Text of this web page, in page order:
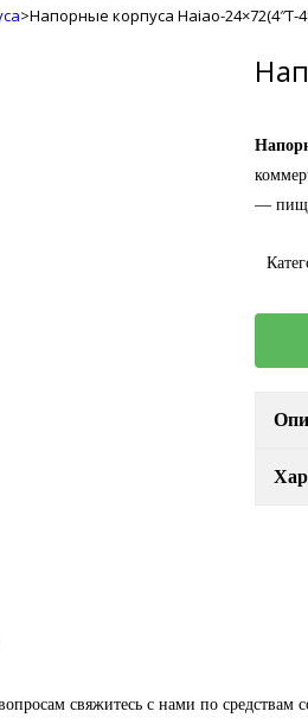
>Напорные корпуса Haiao-24×72(4″T-
—
свяжитесь с нами по средствам